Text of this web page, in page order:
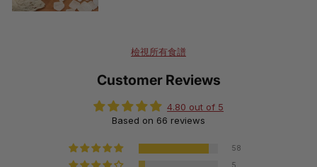
檢視所有食譜
Customer Reviews
4.80 out of 5
Based on 66 reviews
58